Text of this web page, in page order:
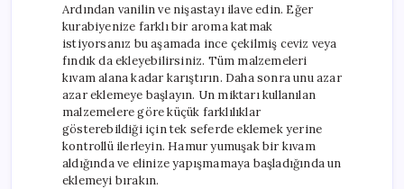
Ardından vanilin ve nişastayı ilave edin. Eğer
kurabiyenize farklı bir aroma katmak
istiyorsanız bu aşamada ince çekilmiş ceviz veya
fındık da ekleyebilirsiniz. Tüm malzemeleri
kıvam alana kadar karıştırın. Daha sonra unu azar
azar eklemeye başlayın. Un miktarı kullanılan
malzemelere göre küçük farklılıklar
gösterebildiği için tek seferde eklemek yerine
kontrollü ilerleyin. Hamur yumuşak bir kıvam
aldığında ve elinize yapışmamaya başladığında un
eklemeyi bırakın.